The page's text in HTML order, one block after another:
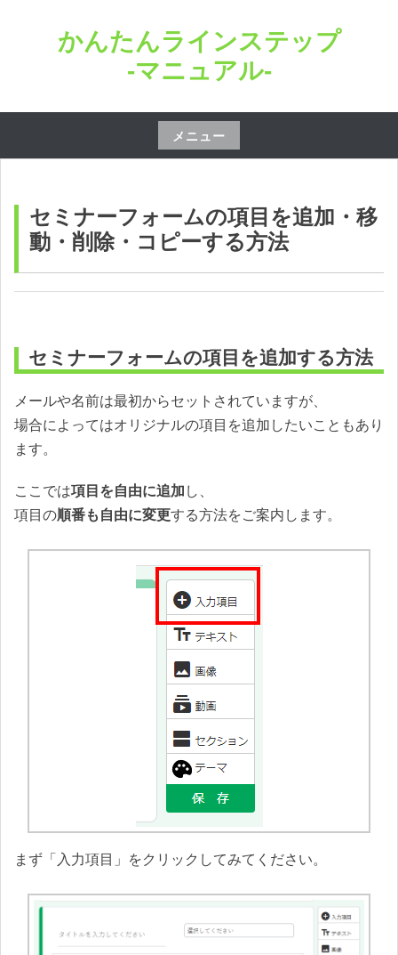
ス
かんたんラインステップ
-マニュアル-
メニュー
コ
テ
プ
セミナーフォームの項目を追加・移
動・削除・コピーする方法
セミナーフォームの項目を追加する方法
メールや名前は最初からセットされていますが、
場合によってはオリジナルの項目を追加したいこともあり
ます。
ここでは項目を自由に追加 し、
項目の順番も自由に変更する方法をご案内します。
まず「入力項目」をクリックしてみてください。